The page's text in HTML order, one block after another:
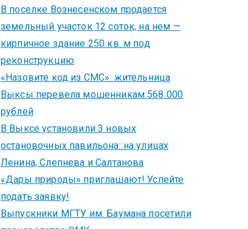
В поселке Вознесенском продается
земельный участок 12 соток, на нем —
кирпичное здание 250 кв. м под
реконструкцию
«Назовите код из СМС»: жительница
Выксы перевела мошенникам 568 000
рублей
В Выксе установили 3 новых
остановочных павильона: на улицах
Ленина, Слепнева и Салтанова
«Дары природы» приглашают! Успейте
подать заявку!
Выпускники МГТУ им. Баумана посетили